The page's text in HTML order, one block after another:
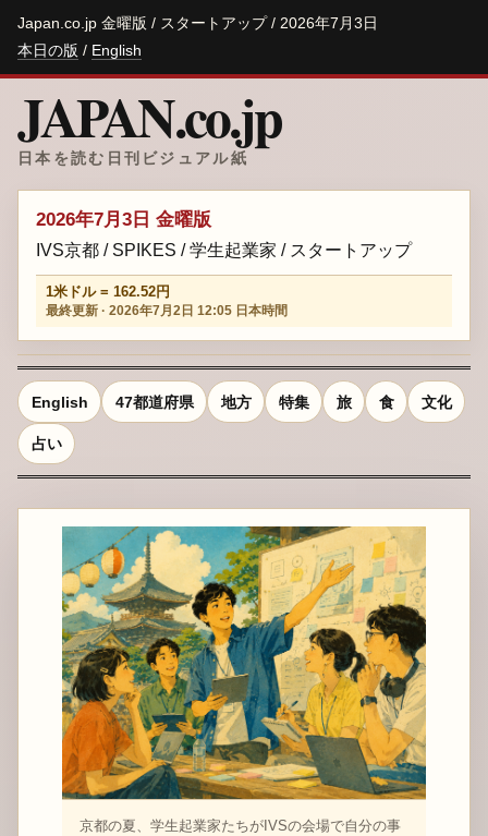
Japan.co.jp 金曜版 / スタートアップ / 2026年7月3日
本日の版 / English
JAPAN.co.jp
日本を読む日刊ビジュアル紙
2026年7月3日 金曜版
IVS京都 / SPIKES / 学生起業家 / スタートアップ
1米ドル = 162.52円
最終更新 · 2026年7月2日 12:05 日本時間
English 47都道府県 地方 特集 旅 食 文化
占い
京都の夏、学生起業家たちがIVSの会場で自分の事